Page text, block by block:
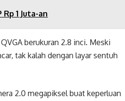
1 Juta-an
berukuran 2.8 inci. Meski
tak kalah dengan layar sentuh
2.0 megapiksel buat keperluan